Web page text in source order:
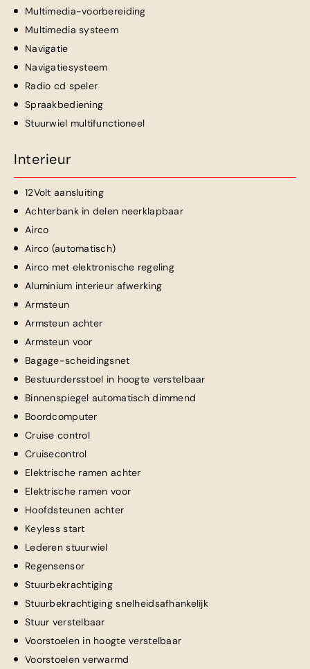
Multimedia-voorbereiding
Multimedia systeem
Navigatie
Navigatiesysteem
Radio cd speler
Spraakbediening
Stuurwiel multifunctioneel
Interieur
12Volt aansluiting
Achterbank in delen neerklapbaar
Airco
Airco (automatisch)
Airco met elektronische regeling
Aluminium interieur afwerking
Armsteun
Armsteun achter
Armsteun voor
Bagage-scheidingsnet
Bestuurdersstoel in hoogte verstelbaar
Binnenspiegel automatisch dimmend
Boordcomputer
Cruise control
Cruisecontrol
Elektrische ramen achter
Elektrische ramen voor
Hoofdsteunen achter
Keyless start
Lederen stuurwiel
Regensensor
Stuurbekrachtiging
Stuurbekrachtiging snelheidsafhankelijk
Stuur verstelbaar
Voorstoelen in hoogte verstelbaar
Voorstoelen verwarmd